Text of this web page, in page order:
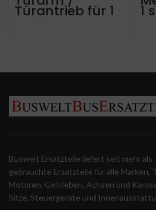
Türantrieb für 1
Türflügel,
1
Buswelt Ersatzteile liefert seit mehr als
gebrauchte Ersatzteile für alle Marken,
Motoren, Getrieben, Achsen und
Sitze, Steuergeräte und